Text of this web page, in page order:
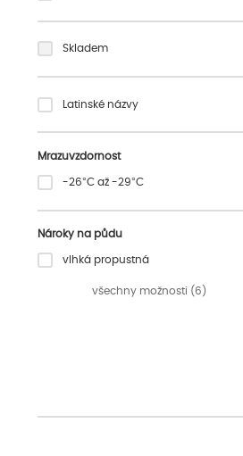
Skladem
Latinské názvy
Mrazuvzdornost
-26°C až -29°C
Nároky na půdu
vlhká propustná
všechny možnosti (6)